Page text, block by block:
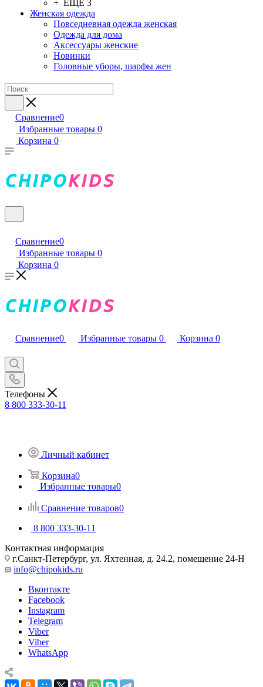
+ ЕЩЕ 3
Женская одежда
Повседневная одежда женская
Одежда для дома
Аксессуары женские
Новинки
Головные уборы, шарфы жен
Сравнение0
Избранные товары 0
Корзина 0
Сравнение0
Избранные товары 0
Корзина 0
Сравнение0 Избранные товары 0 Корзина 0
Телефоны
8 800 333-30-11
Личный кабинет
Корзина0
Избранные товары0
Сравнение товаров0
8 800 333-30-11
Контактная информация
г.Санкт-Петербург, ул. Яхтенная, д. 24.2, помещение 24-Н
info@chipokids.ru
Вконтакте
Facebook
Instagram
Telegram
Viber
Viber
WhatsApp